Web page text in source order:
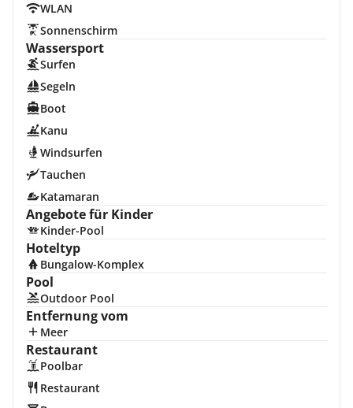
WLAN
Sonnenschirm
Wassersport
Surfen
Segeln
Boot
Kanu
Windsurfen
Tauchen
Katamaran
Angebote für Kinder
Kinder-Pool
Hoteltyp
Bungalow-Komplex
Pool
Outdoor Pool
Entfernung vom
Meer
Restaurant
Poolbar
Restaurant